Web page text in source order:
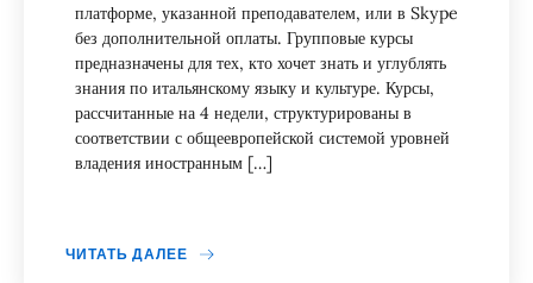
платформе, указанной преподавателем, или в Skype
без дополнительной оплаты. Групповые курсы
предназначены для тех, кто хочет знать и углублять
знания по итальянскому языку и культуре. Курсы,
рассчитанные на 4 недели, структурированы в
соответствии с общеевропейской системой уровней
владения иностранным […]
ЧИТАТЬ ДАЛЕЕ